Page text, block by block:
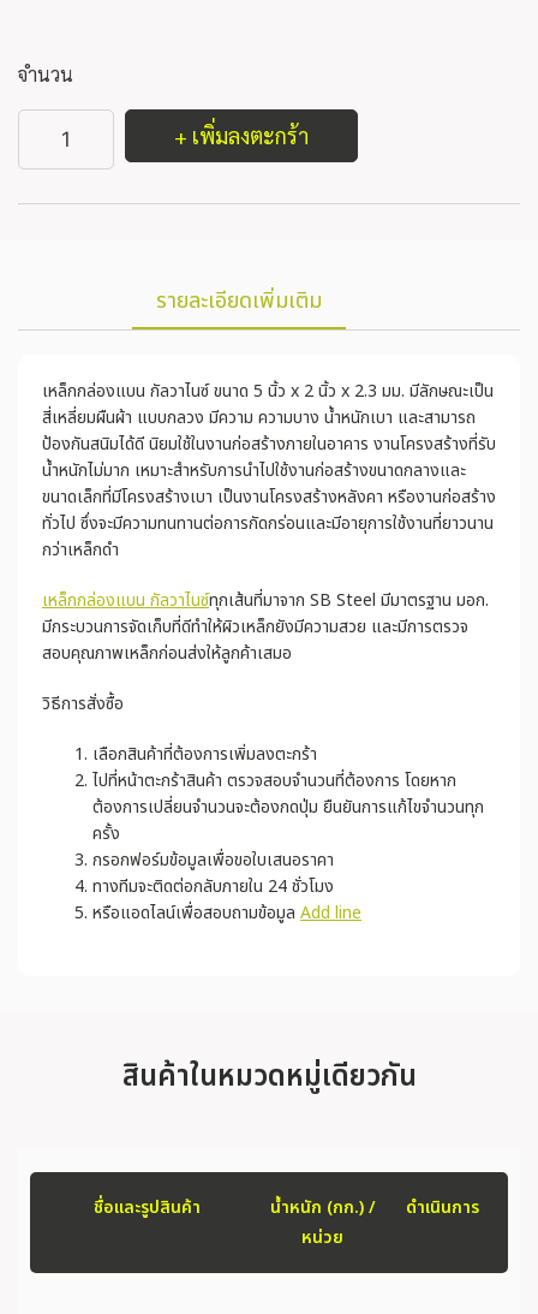
จำนวน
+ เพิ่มลงตะกร้า
รายละเอียดเพิ่มเติม
เหล็กกล่องแบน กัลวาไนซ์ ขนาด 5 นิ้ว x 2 นิ้ว x 2.3 มม. มีลักษณะเป็น
สี่เหลี่ยมผืนผ้า แบบกลวง มีความ ความบาง น้ำหนักเบา และสามารถ
ป้องกันสนิมได้ดี นิยมใช้ในงานก่อสร้างภายในอาคาร งานโครงสร้างที่รับ
น้ำหนักไม่มาก เหมาะสำหรับการนำไปใช้งานก่อสร้างขนาดกลางและ
ขนาดเล็กที่มีโครงสร้างเบา เป็นงานโครงสร้างหลังคา หรืองานก่อสร้าง
ทั่วไป ซึ่งจะมีความทนทานต่อการกัดกร่อนและมีอายุการใช้งานที่ยาวนาน
กว่าเหล็กดำ
เหล็กกล่องแบน กัลวาไนซ์ทุกเส้นที่มาจาก SB Steel มีมาตรฐาน มอก.
มีกระบวนการจัดเก็บที่ดีทำให้ผิวเหล็กยังมีความสวย และมีการตรวจ
สอบคุณภาพเหล็กก่อนส่งให้ลูกค้าเสมอ
วิธีการสั่งซื้อ
เลือกสินค้าที่ต้องการเพิ่มลงตะกร้า
ไปที่หน้าตะกร้าสินค้า ตรวจสอบจำนวนที่ต้องการ โดยหาก
ต้องการเปลี่ยนจำนวนจะต้องกดปุ่ม ยืนยันการแก้ไขจำนวนทุก
ครั้ง
กรอกฟอร์มข้อมูลเพื่อขอใบเสนอราคา
ทางทีมจะติดต่อกลับภายใน 24 ชั่วโมง
หรือแอดไลน์เพื่อสอบถามข้อมูล Add line
สินค้าในหมวดหมู่เดียวกัน
ชื่อและรูปสินค้า
น้ำหนัก (กก.) /
หน่วย
ดำเนินการ